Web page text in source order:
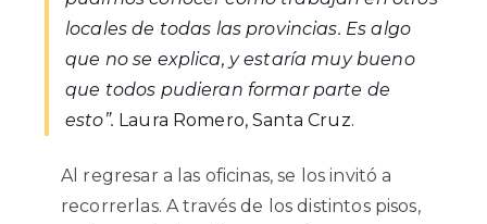
locales de todas las provincias. Es algo
que no se explica, y estaría muy bueno
que todos pudieran formar parte de
esto”. Laura Romero, Santa Cruz.
Al regresar a las oficinas, se los invitó a
recorrerlas. A través de los distintos pisos,